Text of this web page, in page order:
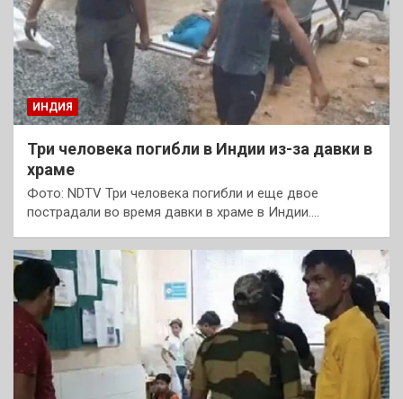
ИНДИЯ
Три человека погибли в Индии из-за давки в
храме
Фото: NDTV Три человека погибли и еще двое
пострадали во время давки в храме в Индии.…